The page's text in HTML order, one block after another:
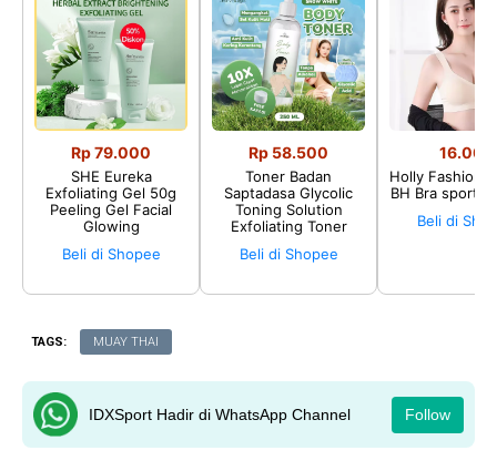
Rp 79.000
SHE Eureka
Exfoliating Gel 50g
Peeling Gel Facial
Glowing
Beli di Shopee
Rp 58.500
Toner Badan
Saptadasa Glycolic
Toning Solution
Exfoliating Toner
Beli di Shopee
16.002
Holly Fashion♛
BH Bra sport
Beli di
TAGS: MUAY THAI
IDXSport Hadir di WhatsApp Channel Follow